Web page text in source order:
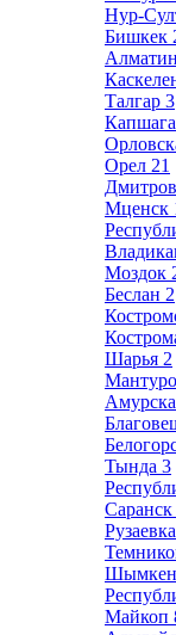
Нур-
Бишкек
Талгар 3
Орел 21
Мценск
Моздок
Беслан 2
Шарья 2
Тында 3
Саранск
Рузаевка
Майкоп